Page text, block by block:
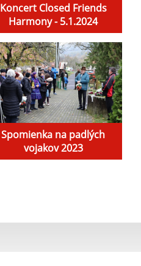
Koncert Closed Friends
Harmony - 5.1.2024
Spomienka na padlých
vojakov 2023